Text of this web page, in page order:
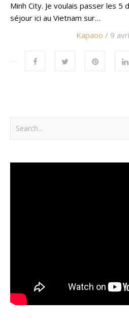
Minh City. Je voulais passer les 5
séjour ici au Vietnam sur…
Kapaoo / 9